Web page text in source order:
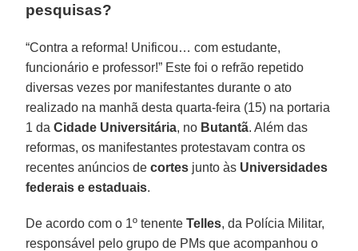
pesquisas?
“Contra a reforma! Unificou… com estudante,
funcionário e professor!” Este foi o refrão repetido
diversas vezes por manifestantes durante o ato
realizado na manhã desta quarta-feira (15) na portaria
1 da Cidade Universitária, no Butantã. Além das
reformas, os manifestantes protestavam contra os
recentes anúncios decortes junto às Universidades
federais e estaduais.
De acordo com o 1º tenenteTelles, da Polícia Militar,
responsável pelo grupo de PMs que acompanhou o